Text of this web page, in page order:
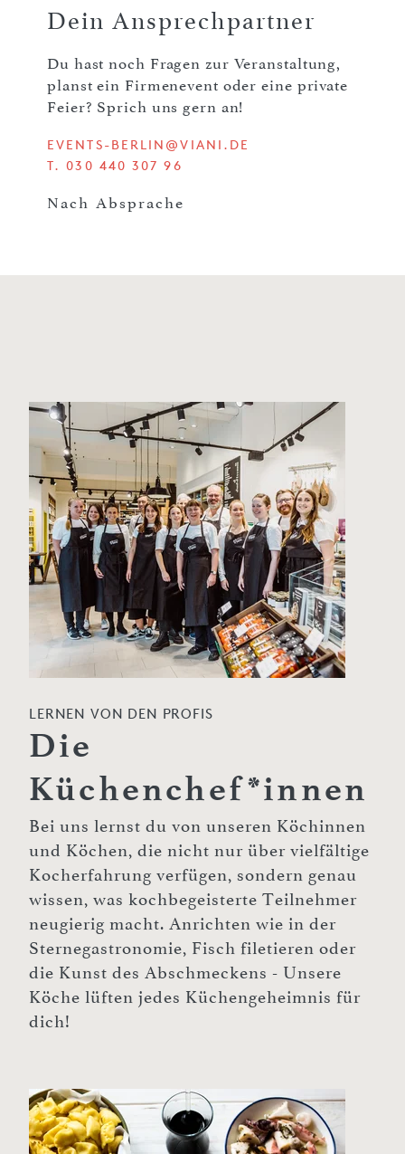
Dein Ansprechpartner
Du hast noch Fragen zur Veranstaltung,
planst ein Firmenevent oder eine private
Feier? Sprich uns gern an!
EVENTS-BERLIN@VIANI.DE
T. 030 440 307 96
Nach Absprache
LERNEN VON DEN PROFIS
Die
Küchenchef*innen
Bei uns lernst du von unseren Köchinnen
und Köchen, die nicht nur über vielfältige
Kocherfahrung verfügen, sondern genau
wissen, was kochbegeisterte Teilnehmer
neugierig macht. Anrichten wie in der
Sternegastronomie, Fisch filetieren oder
die Kunst des Abschmeckens - Unsere
Köche lüften jedes Küchengeheimnis für
dich!